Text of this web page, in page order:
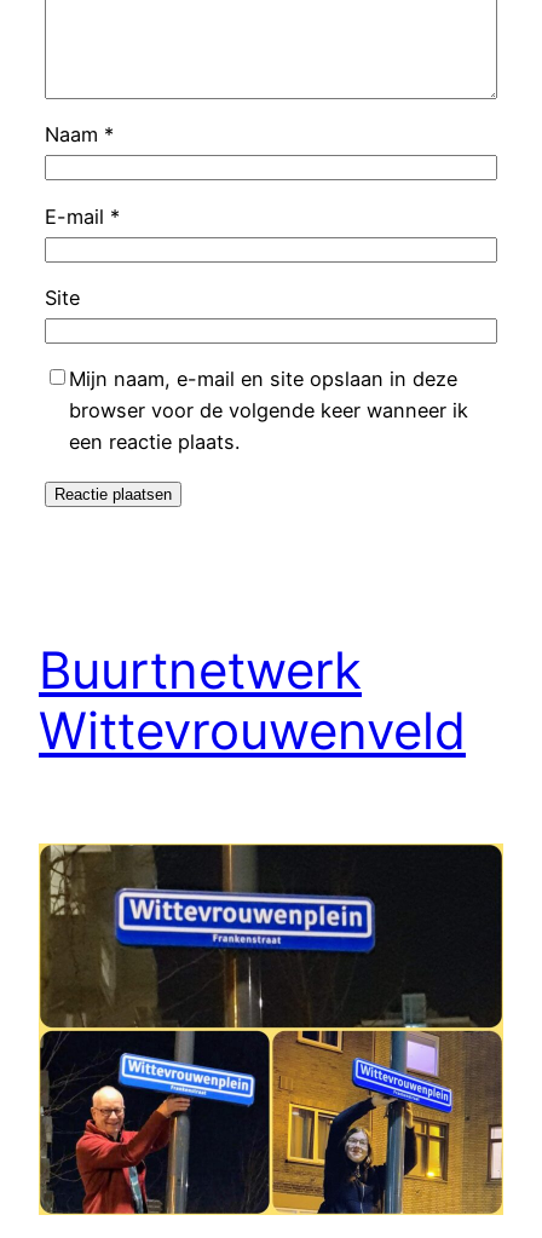
Naam *
E-mail *
Site
Mijn naam, e-mail en site opslaan in deze
browser voor de volgende keer wanneer ik
een reactie plaats.
Buurtnetwerk
Wittevrouwenveld